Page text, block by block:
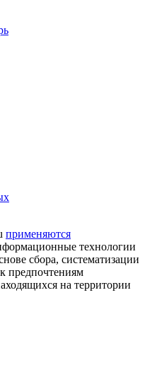
применяются
технологии
сбора, систематизации
предпочтениям
на территории